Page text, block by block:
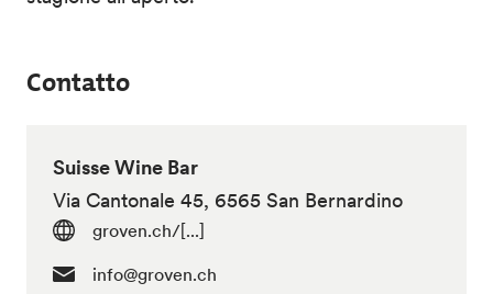
Contatto
Suisse Wine Bar
Via Cantonale 45, 6565 San Bernardino
groven.ch/[...]
info@groven.ch